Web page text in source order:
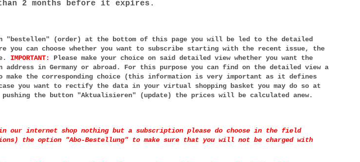
2 months before it expires.
"bestellen" (order) at the bottom of this page you will be led to the detailed
you can choose whether you want to subscribe starting with the recent issue, the
IMPORTANT: Please make your choice on said detailed view whether you want the
address in Germany or abroad. For this purpose you can find on the detailed view a
to make the corresponding choice (this information is very important as it defines
you want to rectify the data in your virtual shopping basket you may do so at
the button "Aktualisieren" (update) the prices will be calculated anew.
our internet shop nothing but a subscription please do choose in the field
the option "Abo-Bestellung" to make sure that you will not be charged with